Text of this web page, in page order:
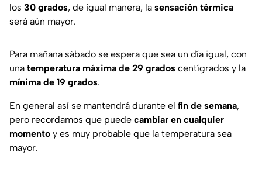
los 30 grados, de igual manera, la sensación térmica
será aún mayor.
Para mañana sábado se espera que sea un día igual, con
una temperatura máxima de 29 grados centígrados y la
mínima de 19 grados.
En general así se mantendrá durante el fin de semana,
pero recordamos que puede cambiar en cualquier
momento y es muy probable que la temperatura sea
mayor.